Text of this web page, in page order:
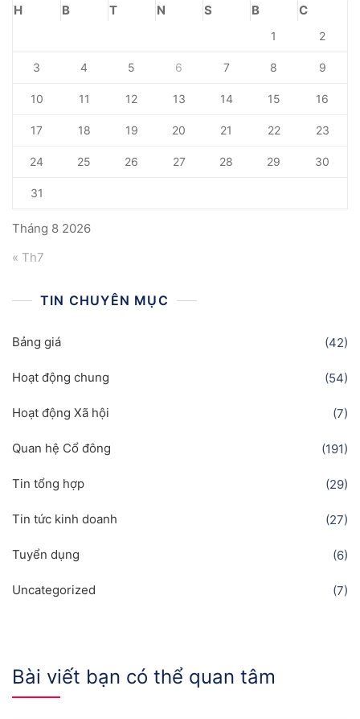
Tháng 8 2026
H B T N S B C
1 2
3 4 5 6 7 8 9
10 11 12 13 14 15 16
17 18 19 20 21 22 23
24 25 26 27 28 29 30
31
« Th7
TIN CHUYÊN MỤC
Bảng giá (42)
Hoạt động chung (54)
Hoạt động Xã hội (7)
Quan hệ Cổ đông (191)
Tin tổng hợp (29)
Tin tức kinh doanh (27)
Tuyển dụng (6)
Uncategorized (7)
Bài viết bạn có thể quan tâm